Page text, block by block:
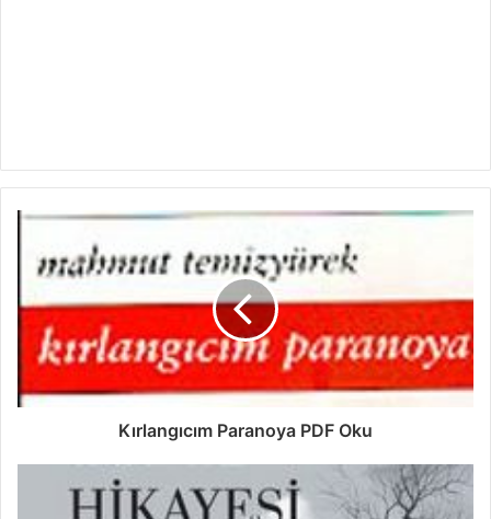
Kırlangıcım Paranoya PDF Oku